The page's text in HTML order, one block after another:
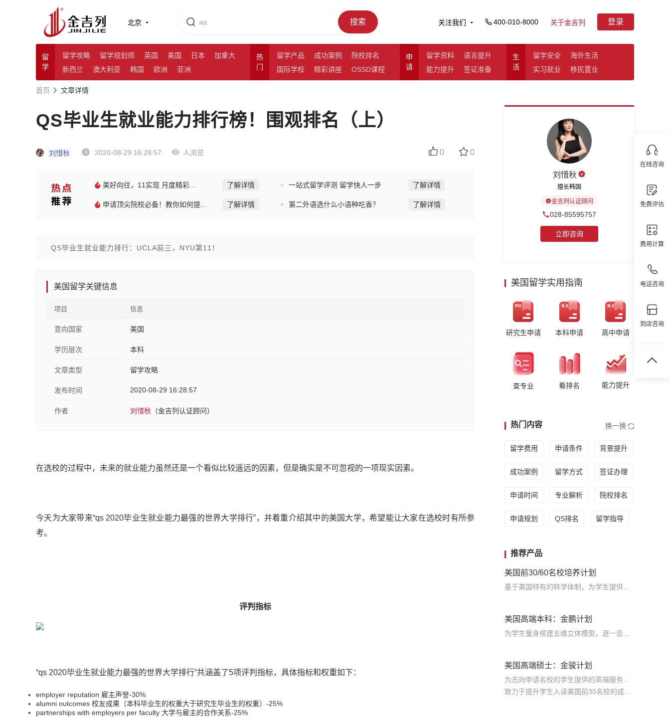
北京 搜索 关注我们 400-010-8000 关于金吉列 登录
留
学
留学攻略 留学规划师 英国 美国 日本
加拿大
新西兰
澳大利亚 韩国 欧洲 亚洲
热
门
留学产品 成功案例
院校排名
国际学校
精彩讲座 OSSD课程
申
请
留学资料
语言提升
能力提升
签证准备
生
活
留学安全
海外生活
实习就业
移民置业
在线咨询
免费评估
费用计算
电话咨询
到店咨询
首页 文章详情
QS毕业生就业能力排行榜！围观排名（上）
刘惜秋 2020-08-29 16:28:57 人浏览 0 0
美好向往，11实现 月度精彩... 了解详情 一站式留学评测 留学快人一步 了解详情
申请顶尖院校必备！教你如何提... 了解详情 第二外语选什么小语种吃香？ 了解详情
QS毕业生就业能力排行：UCLA前三，NYU第11！
美国留学关键信息
项目 信息
意向国家 美国
学历层次 本科
文章类型 留学攻略
发布时间 2020-08-29 16:28:57
作者 刘惜秋 （金吉列认证顾问）
在选校的过程中，未来的就业能力虽然还是一个看似比较遥远的因素，但是确实是不可忽视的一项现实因素。
今天为大家带来“qs 2020毕业生就业能力最强的世界大学排行”，并着重介绍其中的美国大学，希望能让大家在选校时有所参
考。
评判指标
“qs 2020毕业生就业能力最强的世界大学排行”共涵盖了5项评判指标， 具体指标和权重如下：
employer reputation 雇主声誉-30%
alumni outcomes 校友成果（本科毕业生的权重大于研究生毕业生的权重）-25%
partnerships with employers per faculty 大学与雇主的合作关系-25%
刘惜秋
擅长韩国
金吉列认证顾问
028-85595757
立即咨询
美国留学实用指南
研究生申请 本科申请 高中申请
查专业 看排名 能力提升
热门内容 换一换
留学费用 申请条件 背景提升
成功案例 留学方式 签证办理
申请时间 专业解析 院校排名
申请规划 QS排名 留学指导
推荐产品
美国前30/60名校培养计划
美国高端本科：金鹏计划
美国高端硕士：金骏计划